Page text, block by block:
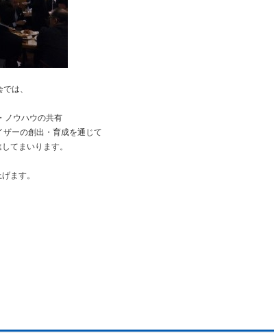
は、
ノウハウの共有
ーの創出・育成を通じて
てまいります。
ます。